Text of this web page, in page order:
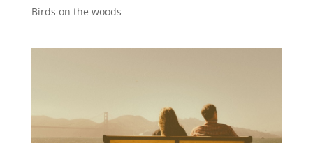
Birds on the woods